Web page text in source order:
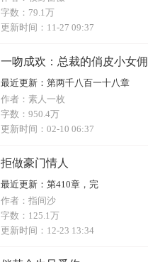
字数： 79.1万
更新时间： 11-27 09:37
一吻成欢：总裁的俏皮小女佣
最近更新： 第两千八百一十八章
作者： 素人一枚
字数： 950.4万
更新时间： 02-10 06:37
拒做豪门情人
最近更新： 第410章，完
作者： 指间沙
字数： 125.1万
更新时间： 12-23 13:34